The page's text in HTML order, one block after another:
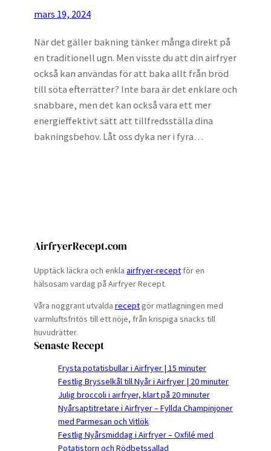
mars 19, 2024
När det gäller bakning tänker många direkt på
en traditionell ugn. Men visste du att din airfryer
också kan användas för att baka allt från bröd
till söta efterrätter? Inte bara är det enklare och
snabbare, men det kan också vara ett mer
energieffektivt sätt att tillfredsställa dina
bakningsbehov. Låt oss dyka ner i fyra…
AirfryerRecept.com
Upptäck läckra och enkla airfryer-recept för en
hälsosam vardag på Airfryer Recept.
Våra noggrant utvalda receptgör matlagningen med
varmluftsfritös till ett nöje, från krispiga snacks till
huvudrätter.
Senaste Recept
Frysta potatisbullar i Airfryer | 15 minuter
Festlig Brysselkål till Nyår i Airfryer | 20 minuter
Julig broccoli i airfryer, klart på 20 minuter
Nyårsaptitretare i Airfryer – Fyllda Champinjoner
med Parmesan och Vitlök
Festlig Nyårsmiddag i Airfryer – Oxfilé med
Potatistorn och Rödbetssallad